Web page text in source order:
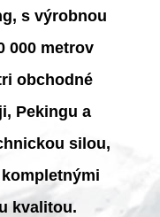
s výrobnou
000 metrov
obchodné
Pekingu a
silou,
kvalitou.